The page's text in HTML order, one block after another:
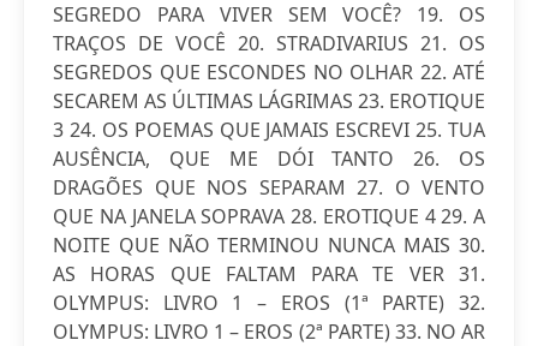
SEGREDO PARA VIVER SEM VOCÊ? 19. OS
TRAÇOS DE VOCÊ 20. STRADIVARIUS 21. OS
SEGREDOS QUE ESCONDES NO OLHAR 22. ATÉ
SECAREM AS ÚLTIMAS LÁGRIMAS 23. EROTIQUE
3 24. OS POEMAS QUE JAMAIS ESCREVI 25. TUA
AUSÊNCIA, QUE ME DÓI TANTO 26. OS
DRAGÕES QUE NOS SEPARAM 27. O VENTO
QUE NA JANELA SOPRAVA 28. EROTIQUE 4 29. A
NOITE QUE NÃO TERMINOU NUNCA MAIS 30.
AS HORAS QUE FALTAM PARA TE VER 31.
OLYMPUS: LIVRO 1 – EROS (1ª PARTE) 32.
OLYMPUS: LIVRO 1 – EROS (2ª PARTE) 33. NO AR